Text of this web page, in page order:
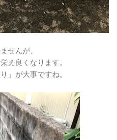
せんが、
え良くなります。
」が大事ですね。